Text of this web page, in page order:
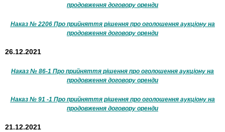
продовження договору оренди
Наказ № 2206 Про прийняття рішення про оголошення аукціону на
продовження договору оренди
26.12.2021
Наказ № 86-1 Про прийняття рішення про оголошення аукціону на
продовження договору оренди
Наказ № 91 -1 Про прийняття рішення про оголошення аукціону на
продовження договору оренди
21.12.2021